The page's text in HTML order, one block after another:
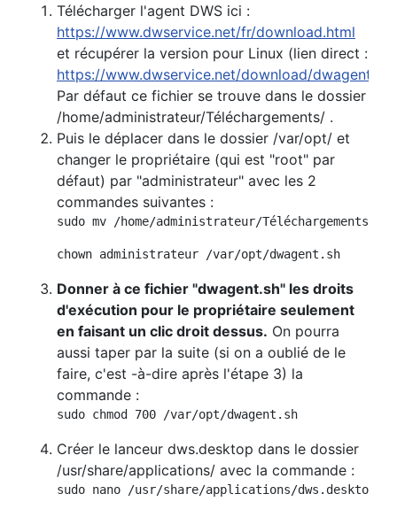
Télécharger l'agent DWS ici :
https://www.dwservice.net/fr/download.html
et récupérer la version pour Linux (lien direct :
https://www.dwservice.net/download/dwagent.sh
Par défaut ce fichier se trouve dans le dossier
/home/administrateur/Téléchargements/ .
Puis le déplacer dans le dossier /var/opt/ et
changer le propriétaire (qui est "root" par
défaut) par "administrateur" avec les 2
commandes suivantes :
sudo mv /home/administrateur/Téléchargements/
chown administrateur /var/opt/dwagent.sh
Donner à ce fichier "dwagent.sh" les droits
d'exécution pour le propriétaire seulement
en faisant un clic droit dessus. On pourra
aussi taper par la suite (si on a oublié de le
faire, c'est -à-dire après l'étape 3) la
commande :
sudo chmod 700 /var/opt/dwagent.sh
Créer le lanceur dws.desktop dans le dossier
/usr/share/applications/ avec la commande :
sudo nano /usr/share/applications/dws.desktop